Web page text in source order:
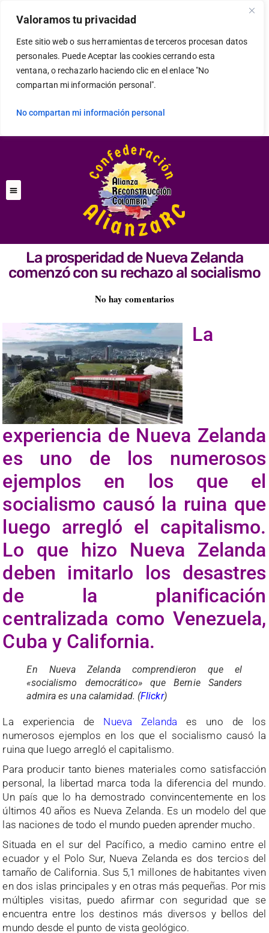
Valoramos tu privacidad
Este sitio web o sus herramientas de terceros procesan datos
personales. Puede Aceptar las cookies cerrando esta
ventana, o rechazarlo haciendo clic en el enlace "No
compartan mi información personal".
No compartan mi información personal
La prosperidad de Nueva Zelanda
comenzó con su rechazo al socialismo
No hay comentarios
La
experiencia de Nueva Zelanda
es uno de los numerosos
ejemplos en los que el
socialismo causó la ruina que
luego arregló el capitalismo.
Lo que hizo Nueva Zelanda
deben imitarlo los desastres
de la planificación
centralizada como Venezuela,
Cuba y California.
En Nueva Zelanda comprendieron que el
«socialismo democrático» que Bernie Sanders
admira es una calamidad. (Flickr)
La experiencia de Nueva Zelanda es uno de los
numerosos ejemplos en los que el socialismo causó la
ruina que luego arregló el capitalismo.
Para producir tanto bienes materiales como satisfacción
personal, la libertad marca toda la diferencia del mundo.
Un país que lo ha demostrado convincentemente en los
últimos 40 años es Nueva Zelanda. Es un modelo del que
las naciones de todo el mundo pueden aprender mucho.
Situada en el sur del Pacífico, a medio camino entre el
ecuador y el Polo Sur, Nueva Zelanda es dos tercios del
tamaño de California. Sus 5,1 millones de habitantes viven
en dos islas principales y en otras más pequeñas. Por mis
múltiples visitas, puedo afirmar con seguridad que se
encuentra entre los destinos más diversos y bellos del
mundo desde el punto de vista geológico.